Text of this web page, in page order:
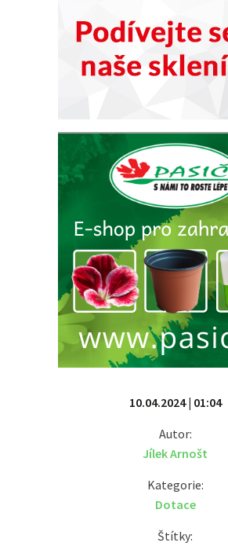
10.04.2024 | 01:04
Autor:
Jílek Arnošt
Kategorie:
Dotace
Štítky: